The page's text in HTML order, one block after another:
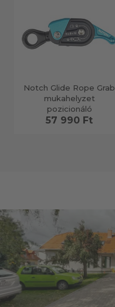
Notch Glide Rope Grab
mukahelyzet
pozicionáló
57 990 Ft